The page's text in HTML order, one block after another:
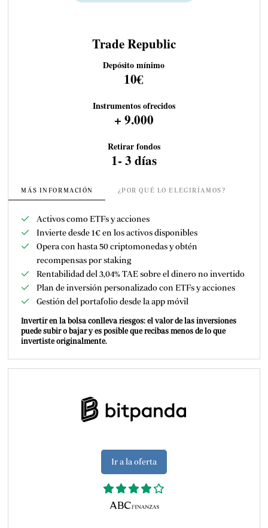
Trade Republic
Depósito mínimo
10€
Instrumentos ofrecidos
+ 9.000
Retirar fondos
1- 3 días
MÁS INFORMACIÓN ¿POR QUÉ LO ELEGIRÍAMOS?
Activos como ETFs y acciones
Invierte desde 1€ en los activos disponibles
Opera con hasta 50 criptomonedas y obtén
recompensas por staking
Rentabilidad del 3,04% TAE sobre el dinero no invertido
Plan de inversión personalizado con ETFs y acciones
Gestión del portafolio desde la app móvil
Invertir en la bolsa conlleva riesgos: el valor de las inversiones
puede subir o bajar y es posible que recibas menos de lo que
invertiste originalmente.
Ir a la oferta